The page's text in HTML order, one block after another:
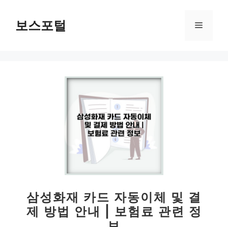
보스포털 메
삼성화재 카드 자동이체 및 결
제 방법 안내 | 보험료 관련 정